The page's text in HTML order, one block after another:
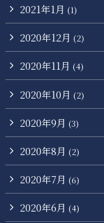
2021年1月 (1)
2020年12月 (2)
2020年11月 (4)
2020年10月 (2)
2020年9月 (3)
2020年8月 (2)
2020年7月 (6)
2020年6月 (4)